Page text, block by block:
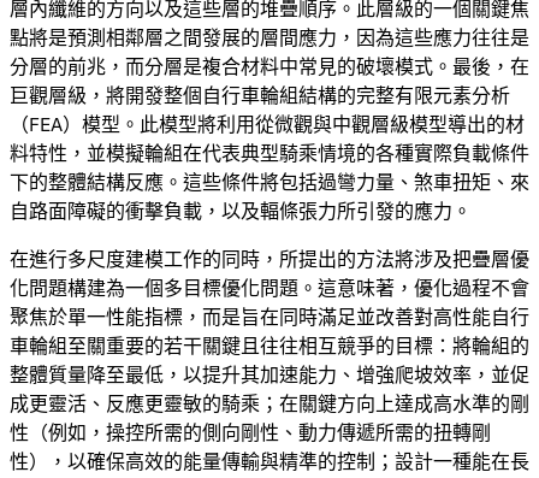
層內纖維的方向以及這些層的堆疊順序。此層級的一個關鍵焦
點將是預測相鄰層之間發展的層間應力，因為這些應力往往是
分層的前兆，而分層是複合材料中常見的破壞模式。最後，在
巨觀層級，將開發整個自行車輪組結構的完整有限元素分析
（FEA）模型。此模型將利用從微觀與中觀層級模型導出的材
料特性，並模擬輪組在代表典型騎乘情境的各種實際負載條件
下的整體結構反應。這些條件將包括過彎力量、煞車扭矩、來
自路面障礙的衝擊負載，以及輻條張力所引發的應力。
在進行多尺度建模工作的同時，所提出的方法將涉及把疊層優
化問題構建為一個多目標優化問題。這意味著，優化過程不會
聚焦於單一性能指標，而是旨在同時滿足並改善對高性能自行
車輪組至關重要的若干關鍵且往往相互競爭的目標：將輪組的
整體質量降至最低，以提升其加速能力、增強爬坡效率，並促
成更靈活、反應更靈敏的騎乘；在關鍵方向上達成高水準的剛
性（例如，操控所需的側向剛性、動力傳遞所需的扭轉剛
性），以確保高效的能量傳輸與精準的控制；設計一種能在長